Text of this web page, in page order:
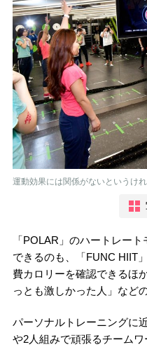
運動効果には関係がないというけ
「POLAR」のハートレー
できるのも、「FUNC HIIT
費カロリーを確認できるほ
っとも激しかった人」など
パーソナルトレーニングに
や2人組みで頑張るチーム